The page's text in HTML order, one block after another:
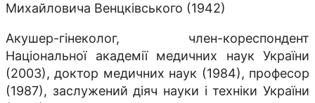
Михайловича Венцківського (1942)
Акушер-гінеколог, член-кореспондент
Національної академії медичних наук України
(2003), доктор медичних наук (1984), професор
(1987), заслужений діяч науки і техніки України